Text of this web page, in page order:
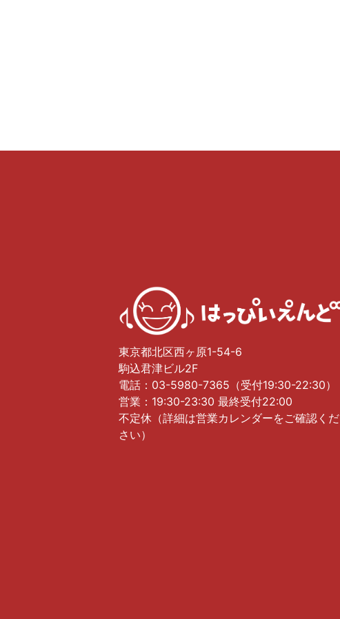
東京都北区西ヶ原1-54-6
駒込君津ビル2F
電話：03-5980-7365（受付19:30-22:30）
営業：19:30-23:30 最終受付22:00
不定休（詳細は営業カレンダーをご確認くだ
さい）